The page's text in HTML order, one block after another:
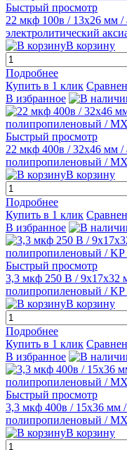
Быстрый просмотр
22 мкф 100в / 13х26 мм /
электролитический
В корзину
Подробнее
Купить в 1 клик
В избранное
Быстрый просмотр
22 мкф 400в / 32х46 мм /
полипропиленовый /
В корзину
Подробнее
Купить в 1 клик
В избранное
Быстрый просмотр
3,3 мкф 250 В / 9х17х32
полипропиленовый / KP
В корзину
Подробнее
Купить в 1 клик
В избранное
Быстрый просмотр
3,3 мкф 400в / 15х36 мм /
полипропиленовый /
В корзину